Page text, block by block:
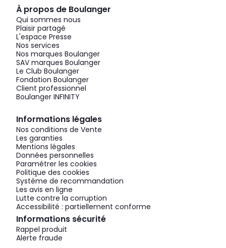
À propos de Boulanger
Qui sommes nous
Plaisir partagé
L'espace Presse
Nos services
Nos marques Boulanger
SAV marques Boulanger
Le Club Boulanger
Fondation Boulanger
Client professionnel
Boulanger INFINITY
Informations légales
Nos conditions de Vente
Les garanties
Mentions légales
Données personnelles
Paramétrer les cookies
Politique des cookies
Système de recommandation
Les avis en ligne
Lutte contre la corruption
Accessibilité : partiellement conforme
Informations sécurité
Rappel produit
Alerte fraude